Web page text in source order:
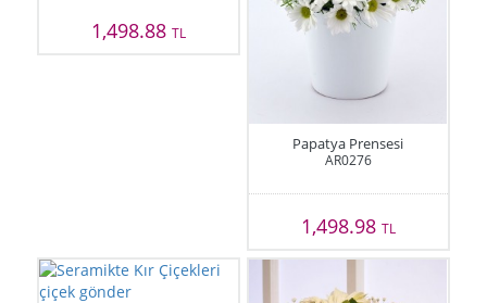
1,498.88TL
Papatya Prensesi
AR0276
1,498.98 TL